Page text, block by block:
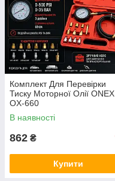
Комплект Для Перевірки
Тиску Моторної Олії ONEX
OX-660
В наявності
862 ₴
Купити